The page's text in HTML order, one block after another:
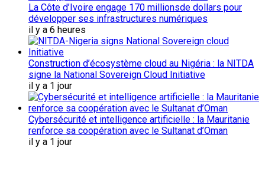
La Côte d’Ivoire engage 170 millionsde dollars pour
développer ses infrastructures numériques
il y a 6 heures
Construction d’écosystème cloud au Nigéria : la NITDA
signe la National Sovereign Cloud Initiative
il y a 1 jour
Cybersécurité et intelligence artificielle : la Mauritanie
renforce sa coopération avec le Sultanat d’Oman
il y a 1 jour